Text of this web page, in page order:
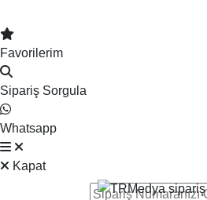
Favorilerim
Sipariş Sorgula
Whatsapp
Kapat